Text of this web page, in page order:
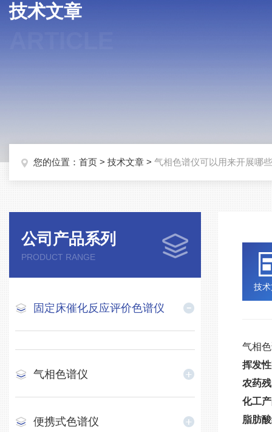
技术文章
您的位置： 首页 > 技术文章 > 气相色谱仪可以用来开展哪
公司产品系列
PRODUCT RANGE
固定床催化反应评价色谱仪
气相色谱仪
便携式色谱仪
技
气相
挥发
农药
化工
脂肪